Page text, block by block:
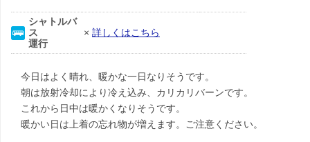
シャトルバ
ス
運行
× 詳しくはこちら
今日はよく晴れ、暖かな一日なりそうです。
朝は放射冷却により冷え込み、カリカリバーンです。
これから日中は暖かくなりそうです。
暖かい日は上着の忘れ物が増えます。ご注意ください。